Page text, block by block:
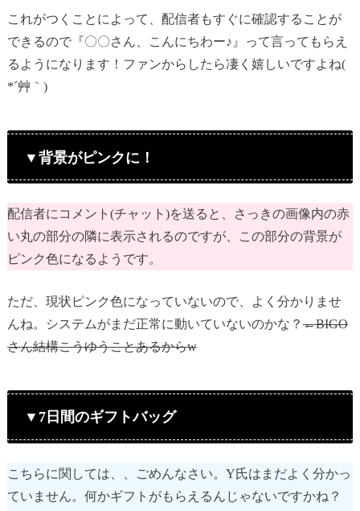
これがつくことによって、配信者もすぐに確認することが
できるので『〇〇さん、こんにちわー♪』って言ってもらえ
るようになります！ファンからしたら凄く嬉しいですよね(
*´艸｀)
▼背景がピンクに！
配信者にコメント(チャット)を送ると、さっきの画像内の赤
い丸の部分の隣に表示されるのですが、この部分の背景が
ピンク色になるようです。
ただ、現状ピンク色になっていないので、よく分かりませ
んね。システムがまだ正常に動いていないのかな？ ←BIGO
さん結構こうゆうことあるからw
▼7日間のギフトバッグ
こちらに関しては、、ごめんなさい。Y氏はまだよく分かっ
ていません。何かギフトがもらえるんじゃないですかね？